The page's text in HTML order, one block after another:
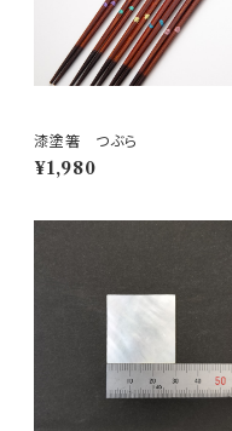
漆塗箸 つぶら
¥1,980